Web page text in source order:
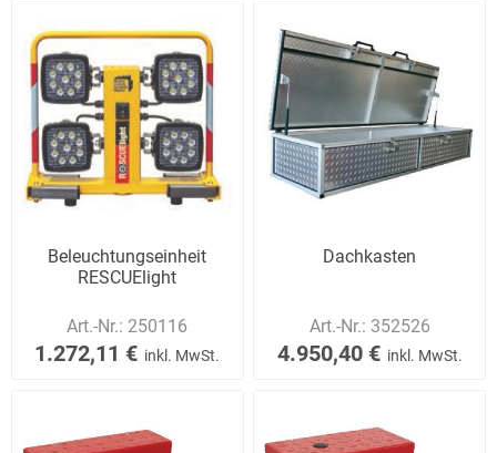
Beleuchtungseinheit
RESCUElight
Art.-Nr.: 250116
1.272,11 € inkl. MwSt.
Dachkasten
Art.-Nr.: 352526
4.950,40 € inkl. MwSt.